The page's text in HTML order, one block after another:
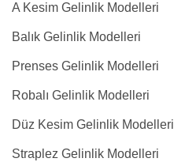
A Kesim Gelinlik Modelleri
Balık Gelinlik Modelleri
Prenses Gelinlik Modelleri
Robalı Gelinlik Modelleri
Düz Kesim Gelinlik Modelleri
Straplez Gelinlik Modelleri